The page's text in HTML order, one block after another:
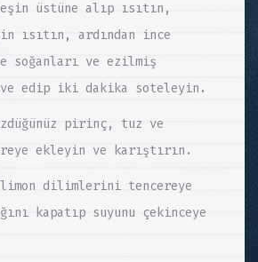
üstüne alıp ısıtın,
ısıtın, ardından ince
soğanları ve ezilmiş
edip iki dakika soteleyin.
pirinç, tuz ve
ekleyin ve karıştırın.
limon dilimlerini tencereye
kapatıp suyunu çekinceye